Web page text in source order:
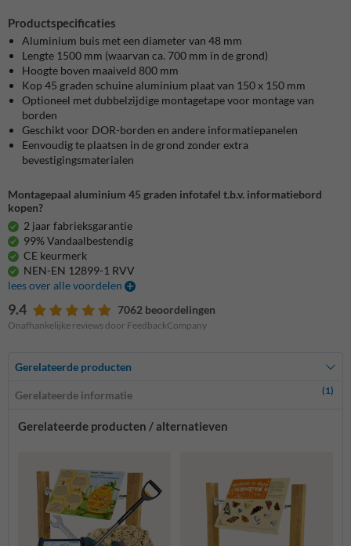
Productspecificaties
Aluminium buis met een diameter van 48 mm
Lengte 1500 mm (waarvan ca. 700 mm in de grond)
Hoogte boven maaiveld 800 mm
Kop 45 graden schuine aluminium plaat van 150 x 150 mm
Optioneel met dubbelzijdige montagetape voor montage van
borden
Geschikt voor DOR-borden en andere informatiepanelen
Eenvoudig te plaatsen in de grond zonder extra
bevestigingsmaterialen
Montagepaal aluminium 45 graden infotafel t.b.v. informatiebord
kopen?
2 jaar fabrieksgarantie
99% Vandaalbestendig
CE keurmerk
NEN-EN 12899-1 RVV
lees over alle voordelen
9.4 7062 beoordelingen
Onafhankelijke reviews door FeedbackCompany
Gerelateerde producten
Gerelateerde informatie (1)
Gerelateerde producten / alternatieven